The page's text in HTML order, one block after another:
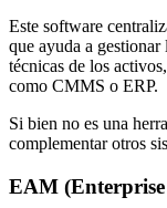
Este software
que ayuda a
técnicas de los
como CMMS o ERP.
Si bien no es una
complementar otros
EAM (Enterprise